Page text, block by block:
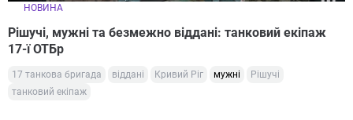
НОВИНА
Рішучі, мужні та безмежно віддані: танковий екіпаж
17-ї ОТБр
17 танкова бригада віддані Кривий Ріг мужні
Рішучі
танковий екіпаж